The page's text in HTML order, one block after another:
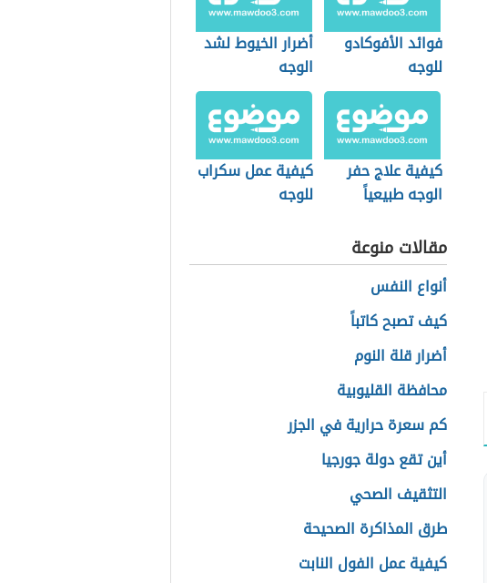
فوائد الأفوكادو
للوجه
أضرار الخيوط لشد
الوجه
كيفية علاج حفر
الوجه طبيعياً
كيفية عمل سكراب
للوجه
مقالات منوعة
أنواع النفس
كيف تصبح كاتباً
أضرار قلة النوم
محافظة القليوبية
كم سعرة حرارية في الجزر
أين تقع دولة جورجيا
التثقيف الصحي
طرق المذاكرة الصحيحة
كيفية عمل الفول النابت